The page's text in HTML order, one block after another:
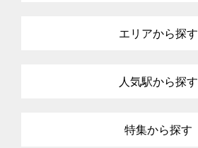
エリアから探す
人気駅から探す
特集から探す